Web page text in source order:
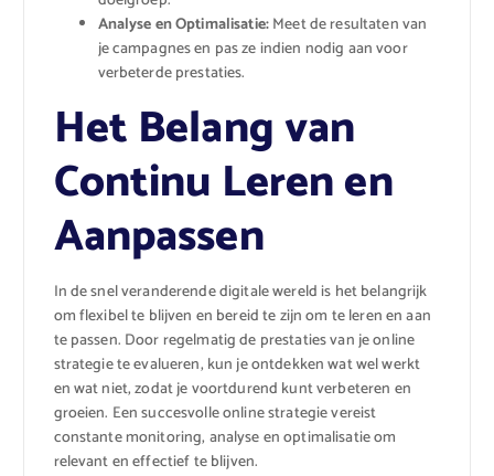
Analyse en Optimalisatie:Meet de resultaten van
je campagnes en pas ze indien nodig aan voor
verbeterde prestaties.
Het Belang van
Continu Leren en
Aanpassen
In de snel veranderende digitale wereld is het belangrijk
om flexibel te blijven en bereid te zijn om te leren en aan
te passen. Door regelmatig de prestaties van je online
strategie te evalueren, kun je ontdekken wat wel werkt
en wat niet, zodat je voortdurend kunt verbeteren en
groeien. Een succesvolle online strategie vereist
constante monitoring, analyse en optimalisatie om
relevant en effectief te blijven.